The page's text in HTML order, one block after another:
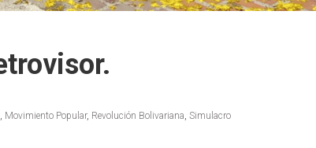
, Movimiento Popular, Revolución Bolivariana, Simulacro